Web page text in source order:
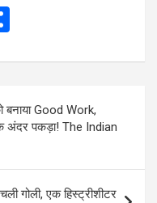
ar
बनाया Good Work,
अंदर पकड़ा! The Indian
गोली, एक हिस्ट्रीशीटर